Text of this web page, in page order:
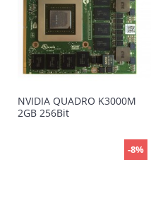
NVIDIA QUADRO K3000M
2GB 256Bit
-8%